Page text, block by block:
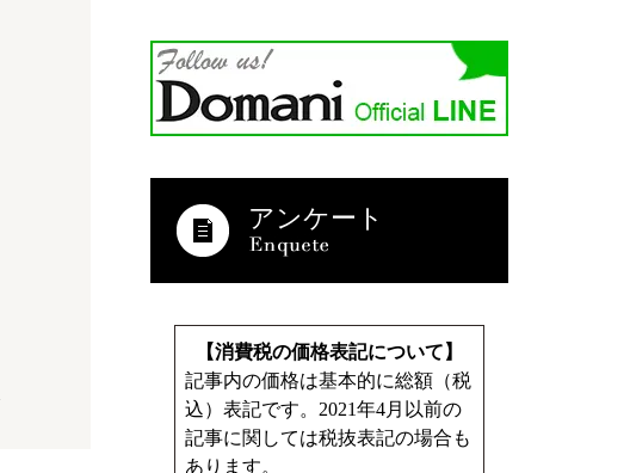
アンケート
【消費税の価格表記について】
記事内の価格は基本的に総額（税
込）表記です。2021年4月以前の
記事に関しては税抜表記の場合も
あります。